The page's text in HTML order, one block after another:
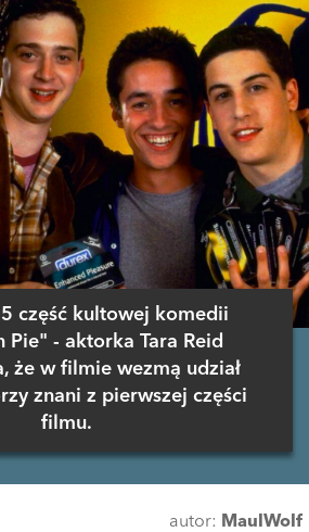
5 część kultowej komedii
Pie" - aktorka Tara Reid
że w filmie wezmą udział
znani z pierwszej części
filmu.
autor: MaulWolf